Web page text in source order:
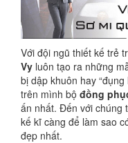
Với đội ngũ thiết kế trẻ
Vy luôn tạo ra những
bị dập khuôn hay
trên mình bộ đồng
ấn nhất. Đến với chúng
kế kĩ càng để làm sao
đẹp nhất.